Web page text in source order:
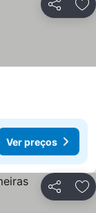
Partilhar
Ver preços
Partilhar